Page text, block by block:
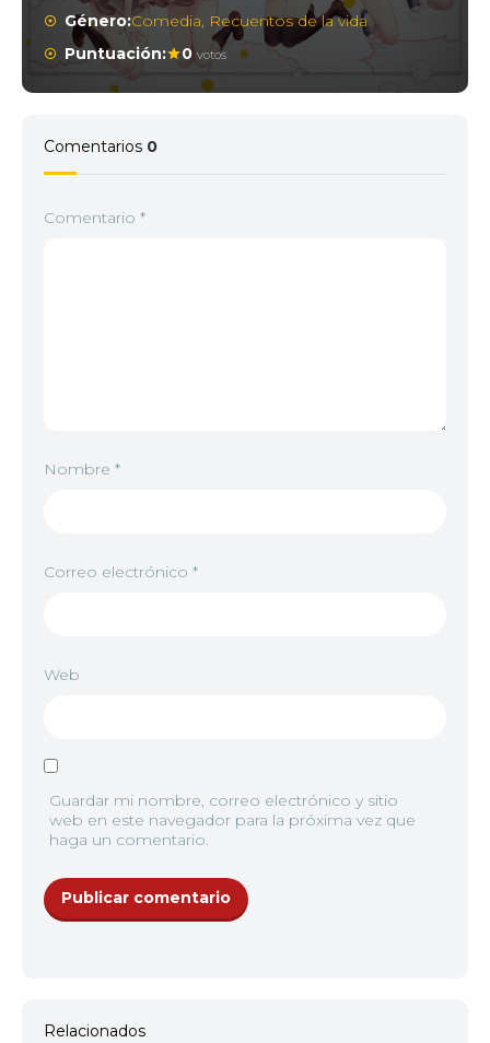
Género:Comedia, Recuentos de la vida
Puntuación:
0 votos
Comentarios 0
Comentario *
Nombre *
Correo electrónico *
Web
Guardar mi nombre, correo electrónico y sitio
web en este navegador para la próxima vez que
haga un comentario.
Relacionados